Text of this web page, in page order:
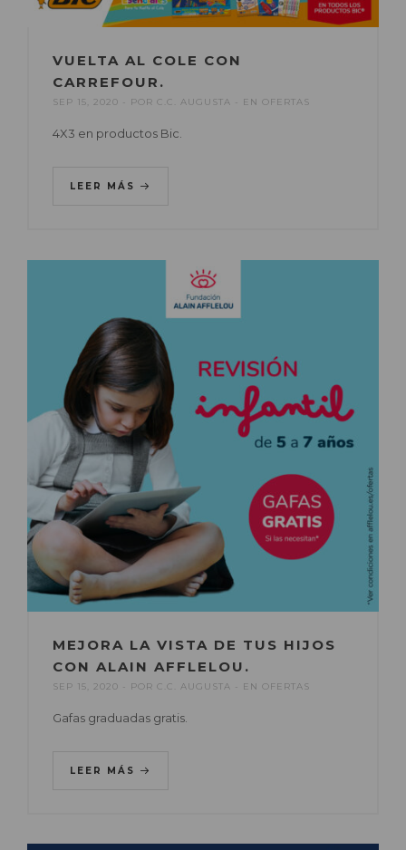
VUELTA AL COLE CON
CARREFOUR.
SEP 15, 2020 POR C.C. AUGUSTA EN OFERTAS
4X3 en productos Bic.
LEER MÁS
MEJORA LA VISTA DE TUS HIJOS
CON ALAIN AFFLELOU.
SEP 15, 2020 POR C.C. AUGUSTA EN OFERTAS
Gafas graduadas gratis.
LEER MÁS